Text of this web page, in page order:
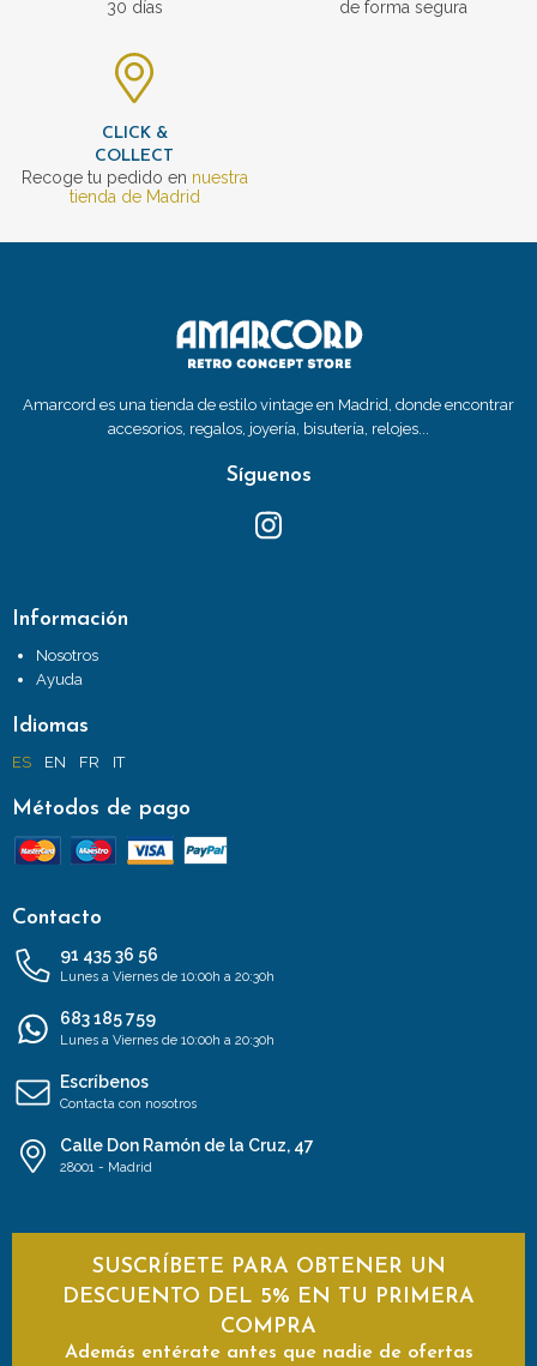
30 días
de forma segura
CLICK &
COLLECT
Recoge tu pedido en nuestra
tienda de Madrid
Amarcord es una tienda de estilo vintage en Madrid, donde encontrar
accesorios, regalos, joyería, bisutería, relojes...
Síguenos
Información
Nosotros
Ayuda
Idiomas
ES EN FR IT
Métodos de pago
Contacto
91 435 36 56
Lunes a Viernes de 10:00h a 20:30h
683 185 759
Lunes a Viernes de 10:00h a 20:30h
Escríbenos
Contacta con nosotros
Calle Don Ramón de la Cruz, 47
28001 - Madrid
SUSCRÍBETE PARA OBTENER UN
DESCUENTO DEL 5% EN TU PRIMERA
COMPRA
Además entérate antes que nadie de ofertas